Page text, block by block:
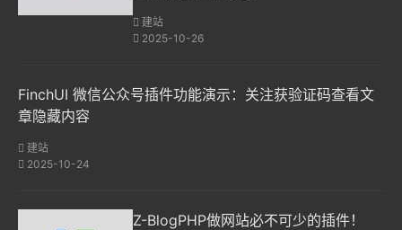
建站
2025-10-26
FinchUI 微信公众号插件功能演示：关注获验证码查看文
章隐藏内容
建站
2025-10-24
Z-BlogPHP做网站必不可少的插件！